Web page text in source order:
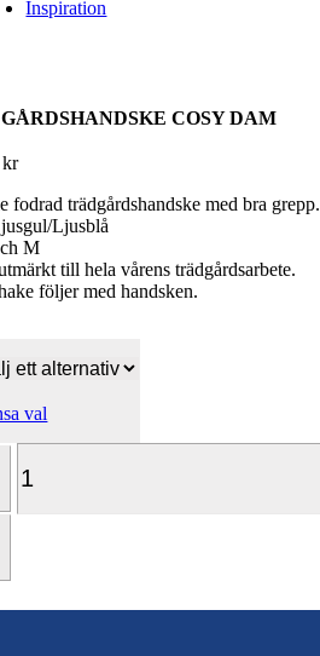
Inspiration
COSY DAM
kr
fodrad trädgårdshandske med bra grepp.
Ljusblå
M
till hela vårens trädgårdsarbete.
följer med handsken.
val
Cosy
Dam